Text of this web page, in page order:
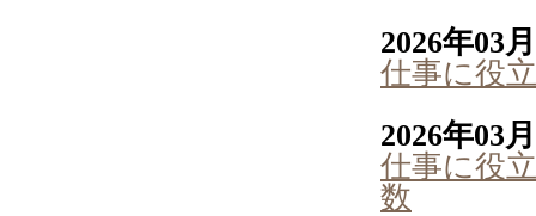
2026年03
仕事に役
2026年03
仕事に役
数